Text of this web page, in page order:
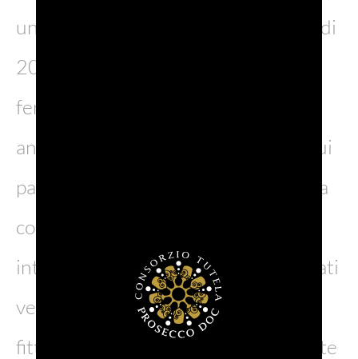
un luogo speciale in cui scoprire più di
200 specie di uccelli, tra cui i
fenicotteri, ma anche mammiferi,
anfibi e rettili. Anche l’ambiente in cui
passeggiare è carico di bellezza: dalla
costa sabbiosa ci si inoltra verso un
interno ricco di pioppi e salici, poi prati
verdeggianti, ambienti paludosi e un
fitto bosco di olmo siberiano risalente